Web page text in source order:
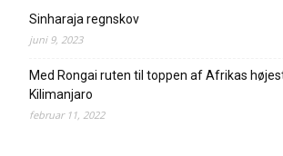
Sinharaja regnskov
juni 9, 2023
Med Rongai ruten til toppen af Afrikas
Kilimanjaro
februar 11, 2022